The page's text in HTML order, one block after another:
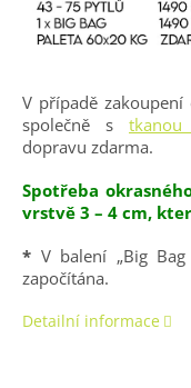
V případě
společně s
dopravu zdarma.
Spotřeba
vrstvě 3 – 4 cm,
* V balení „Big
započítána.
Detailní informace